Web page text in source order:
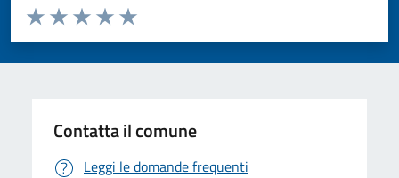
Valuta da 1 a 5 stelle la pagina
Valuta 5 stelle su 5
Valuta 4 stelle su 5
Valuta 3 stelle su 5
Valuta 2 stelle su 5
Valuta 1 stelle su 5
Contatta il comune
Leggi le domande frequenti